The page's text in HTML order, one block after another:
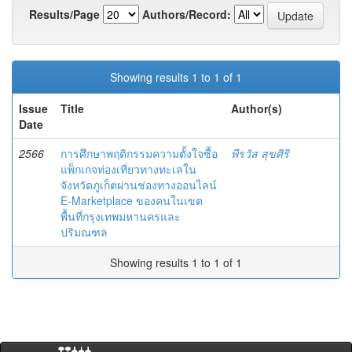
Results/Page
Authors/Record:
Showing results 1 to 1 of 1
Issue
Date
Title Author(s)
2566
การศึกษาพฤติกรรมความตั้งใจซื้อ
แพ็กเกจท่องเที่ยวทางทะเลใน
จังหวัดภูเก็ตผ่านช่องทางออนไลน์
E-Marketplace ของคนในเขต
พื้นที่กรุงเทพมหานครและ
ปริมณฑล
พีรวัส สุขศิริ
Showing results 1 to 1 of 1